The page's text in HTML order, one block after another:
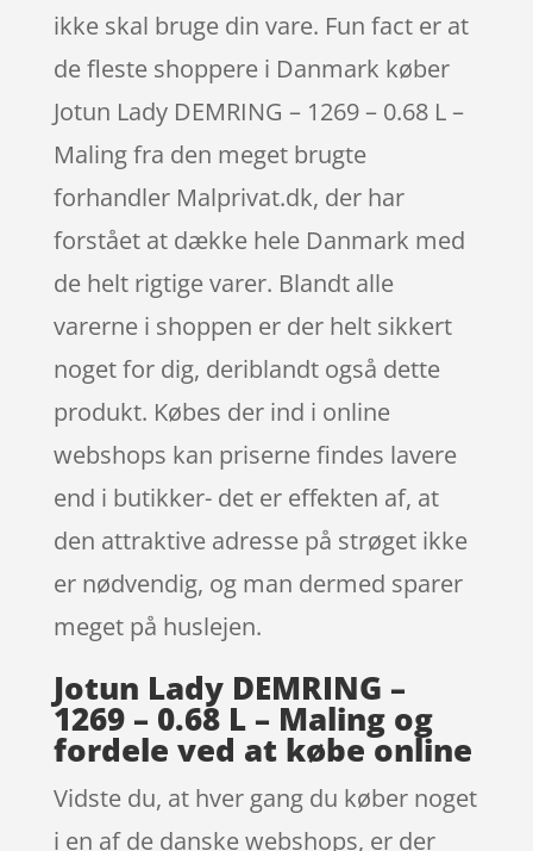
ikke skal bruge din vare. Fun fact er at
de fleste shoppere i Danmark køber
Jotun Lady DEMRING – 1269 – 0.68 L –
Maling fra den meget brugte
forhandler Malprivat.dk, der har
forstået at dække hele Danmark med
de helt rigtige varer. Blandt alle
varerne i shoppen er der helt sikkert
noget for dig, deriblandt også dette
produkt. Købes der ind i online
webshops kan priserne findes lavere
end i butikker- det er effekten af, at
den attraktive adresse på strøget ikke
er nødvendig, og man dermed sparer
meget på huslejen.
Jotun Lady DEMRING –
1269 – 0.68 L – Maling og
fordele ved at købe online
Vidste du, at hver gang du køber noget
i en af de danske webshops, er der